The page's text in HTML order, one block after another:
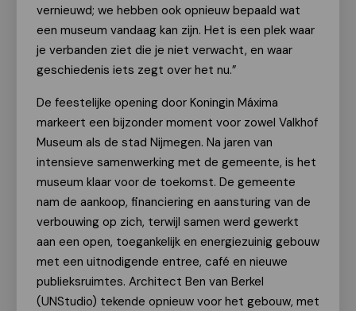
vernieuwd; we hebben ook opnieuw bepaald wat
een museum vandaag kan zijn. Het is een plek waar
je verbanden ziet die je niet verwacht, en waar
geschiedenis iets zegt over het nu.”
De feestelijke opening door Koningin Máxima
markeert een bijzonder moment voor zowel Valkhof
Museum als de stad Nijmegen. Na jaren van
intensieve samenwerking met de gemeente, is het
museum klaar voor de toekomst. De gemeente
nam de aankoop, financiering en aansturing van de
verbouwing op zich, terwijl samen werd gewerkt
aan een open, toegankelijk en energiezuinig gebouw
met een uitnodigende entree, café en nieuwe
publieksruimtes. Architect Ben van Berkel
(UNStudio) tekende opnieuw voor het gebouw, met